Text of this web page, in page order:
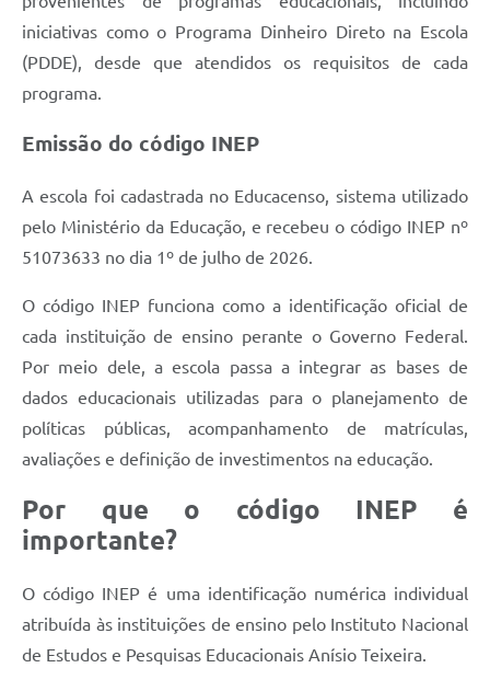
iniciativas como o Programa Dinheiro Direto na Escola
(PDDE), desde que atendidos os requisitos de cada
programa.
Emissão do código INEP
A escola foi cadastrada no Educacenso, sistema utilizado
pelo Ministério da Educação, e recebeu o código INEP nº
51073633 no dia 1º de julho de 2026.
O código INEP funciona como a identificação oficial de
cada instituição de ensino perante o Governo Federal.
Por meio dele, a escola passa a integrar as bases de
dados educacionais utilizadas para o planejamento de
políticas públicas, acompanhamento de matrículas,
avaliações e definição de investimentos na educação.
Por que o código INEP é
importante?
O código INEP é uma identificação numérica individual
atribuída às instituições de ensino pelo Instituto Nacional
de Estudos e Pesquisas Educacionais Anísio Teixeira.